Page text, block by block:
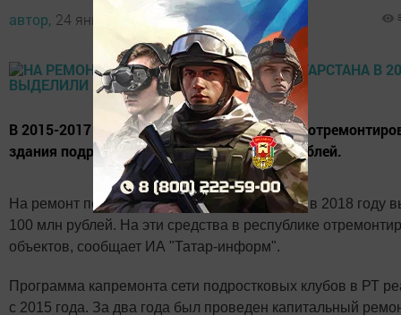
автор, 24 января 2018 - 08:21
В 2015-2017 годы в Татарстане капитально
здания подростковых клубов за 300 млн рублей.
На ремонт подростковых клубов Татарстана в 2018 году
100 млн рублей. На эти средства в республике
объектов, сообщает ИА "Татар-информ".
Программа капремонта сети подростковых клубов в РТ
с 2015 года. За два года был проведен капитальный